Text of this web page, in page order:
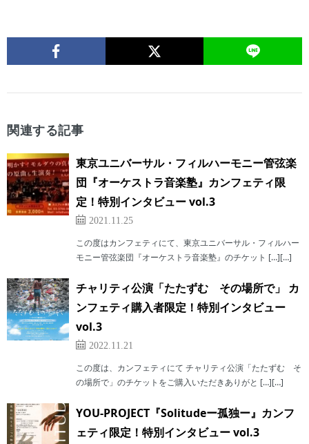
関連する記事
東京ユニバーサル・フィルハーモニー管弦楽
団『オーケストラ音楽塾』カンフェティ限
定！特別インタビュー vol.3
2021.11.25
この度はカンフェティにて、東京ユニバーサル・フィルハー
モニー管弦楽団『オーケストラ音楽塾』のチケット […][…]
チャリティ公演「たたずむ その場所で」 カ
ンフェティ購入者限定！特別インタビュー
vol.3
2022.11.21
この度は、カンフェティにて チャリティ公演「たたずむ そ
の場所で」のチケットをご購入いただきありがと […][…]
YOU-PROJECT『Solitudeー孤独ー』カンフ
ェティ限定！特別インタビュー vol.3